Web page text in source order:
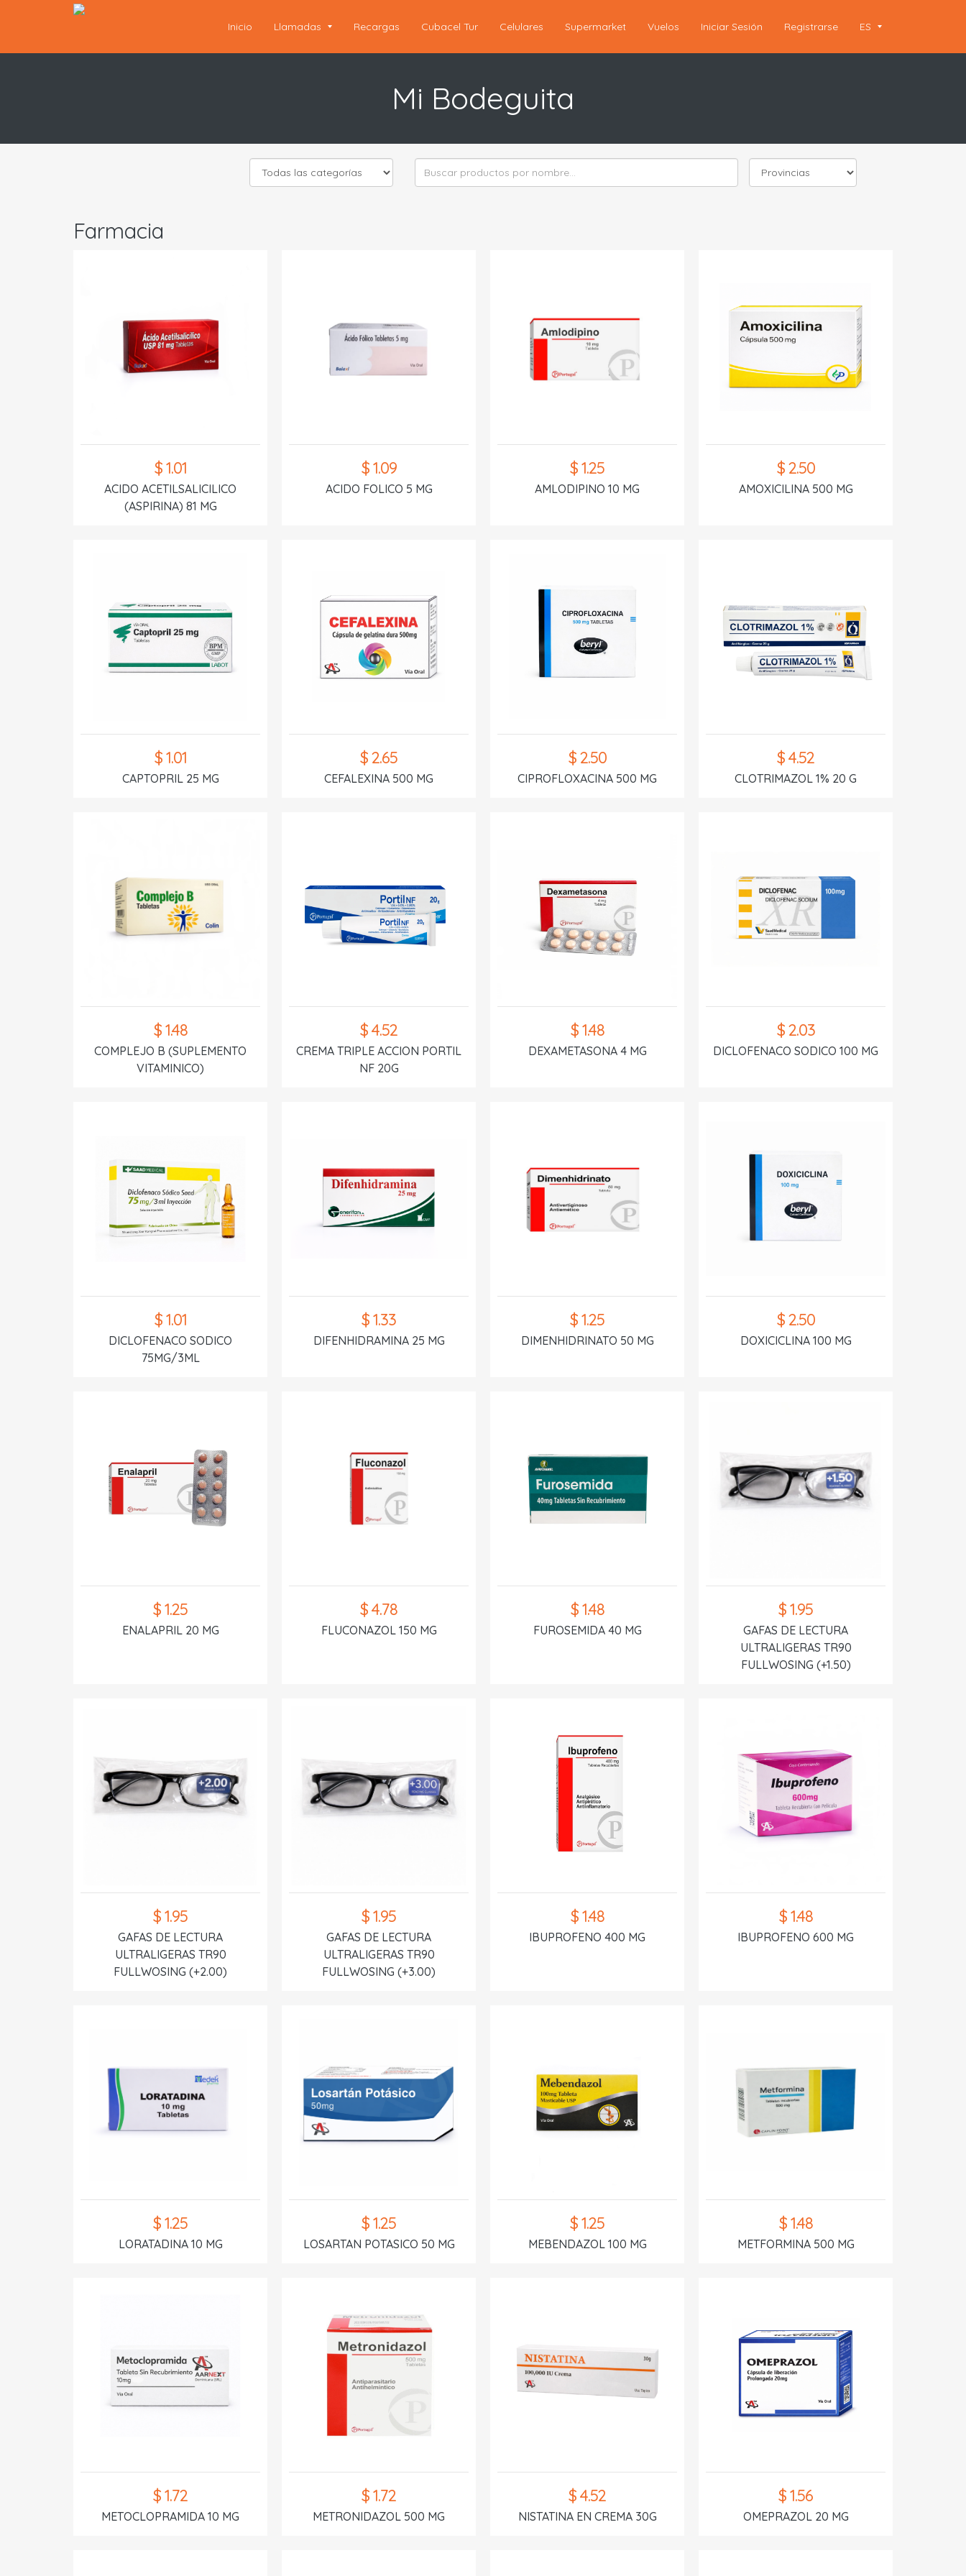
Inicio Llamadas Recargas Cubacel Tur Celulares Supermarket Vuelos Iniciar Sesión Registrarse ES
Mi Bodeguita
Farmacia
$ 1.01
ACIDO ACETILSALICILICO
(ASPIRINA) 81 MG
$ 1.09
ACIDO FOLICO 5 MG
$ 1.25
AMLODIPINO 10 MG
$ 2.50
AMOXICILINA 500 MG
$ 1.01
CAPTOPRIL 25 MG
$ 2.65
CEFALEXINA 500 MG
$ 2.50
CIPROFLOXACINA 500 MG
$ 4.52
CLOTRIMAZOL 1% 20 G
$ 1.48
COMPLEJO B (SUPLEMENTO
VITAMINICO)
$ 4.52
CREMA TRIPLE ACCION PORTIL
NF 20G
$ 1.48
DEXAMETASONA 4 MG
$ 2.03
DICLOFENACO SODICO 100 MG
$ 1.01
DICLOFENACO SODICO
75MG/3ML
$ 1.33
DIFENHIDRAMINA 25 MG
$ 1.25
DIMENHIDRINATO 50 MG
$ 2.50
DOXICICLINA 100 MG
$ 1.25
ENALAPRIL 20 MG
$ 4.78
FLUCONAZOL 150 MG
$ 1.48
FUROSEMIDA 40 MG
$ 1.95
GAFAS DE LECTURA
ULTRALIGERAS TR90
FULLWOSING (+1.50)
$ 1.95
GAFAS DE LECTURA
ULTRALIGERAS TR90
FULLWOSING (+2.00)
$ 1.95
GAFAS DE LECTURA
ULTRALIGERAS TR90
FULLWOSING (+3.00)
$ 1.48
IBUPROFENO 400 MG
$ 1.48
IBUPROFENO 600 MG
$ 1.25
LORATADINA 10 MG
$ 1.25
LOSARTAN POTASICO 50 MG
$ 1.25
MEBENDAZOL 100 MG
$ 1.48
METFORMINA 500 MG
$ 1.72
METOCLOPRAMIDA 10 MG
$ 1.72
METRONIDAZOL 500 MG
$ 4.52
NISTATINA EN CREMA 30G
$ 1.56
OMEPRAZOL 20 MG